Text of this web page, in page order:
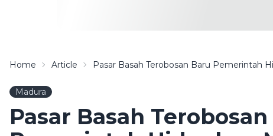
Home Article Pasar Basah Terobosan Baru Pemerintah
Madura
Pasar Basah